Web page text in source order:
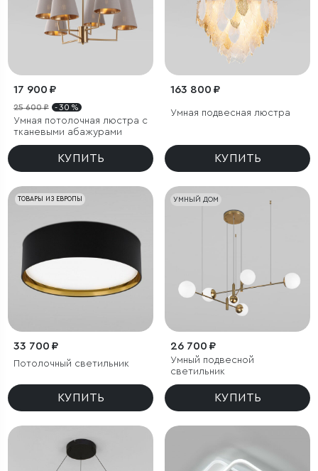
17 900 ₽
25 600 ₽ - 30 %
Умная потолочная люстра с
тканевыми абажурами
КУПИТЬ
163 800 ₽
Умная подвесная люстра
КУПИТЬ
ТОВАРЫ ИЗ ЕВРОПЫ
33 700 ₽
Потолочный светильник
КУПИТЬ
УМНЫЙ ДОМ
26 700 ₽
Умный подвесной
светильник
КУПИТЬ